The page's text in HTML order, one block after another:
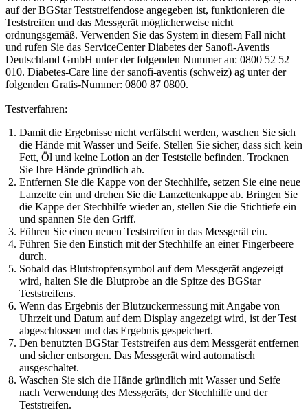
auf der BGStar Teststreifendose angegeben ist, funktionieren die
Teststreifen und das Messgerät möglicherweise nicht
ordnungsgemäß. Verwenden Sie das System in diesem Fall nicht
und rufen Sie das ServiceCenter Diabetes der Sanofi-Aventis
Deutschland GmbH unter der folgenden Nummer an: 0800 52 52
010. Diabetes-Care line der sanofi-aventis (schweiz) ag unter der
folgenden Gratis-Nummer: 0800 87 0800.
Testverfahren:
Damit die Ergebnisse nicht verfälscht werden, waschen Sie sich
die Hände mit Wasser und Seife. Stellen Sie sicher, dass sich kein
Fett, Öl und keine Lotion an der Teststelle befinden. Trocknen
Sie Ihre Hände gründlich ab.
Entfernen Sie die Kappe von der Stechhilfe, setzen Sie eine neue
Lanzette ein und drehen Sie die Lanzettenkappe ab. Bringen Sie
die Kappe der Stechhilfe wieder an, stellen Sie die Stichtiefe ein
und spannen Sie den Griff.
Führen Sie einen neuen Teststreifen in das Messgerät ein.
Führen Sie den Einstich mit der Stechhilfe an einer Fingerbeere
durch.
Sobald das Blutstropfensymbol auf dem Messgerät angezeigt
wird, halten Sie die Blutprobe an die Spitze des BGStar
Teststreifens.
Wenn das Ergebnis der Blutzuckermessung mit Angabe von
Uhrzeit und Datum auf dem Display angezeigt wird, ist der Test
abgeschlossen und das Ergebnis gespeichert.
Den benutzten BGStar Teststreifen aus dem Messgerät entfernen
und sicher entsorgen. Das Messgerät wird automatisch
ausgeschaltet.
Waschen Sie sich die Hände gründlich mit Wasser und Seife
nach Verwendung des Messgeräts, der Stechhilfe und der
Teststreifen.